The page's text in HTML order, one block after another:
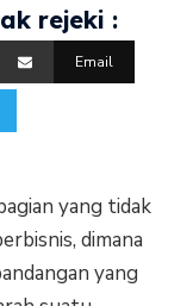
rejeki :
Email
yang tidak
dimana
yang